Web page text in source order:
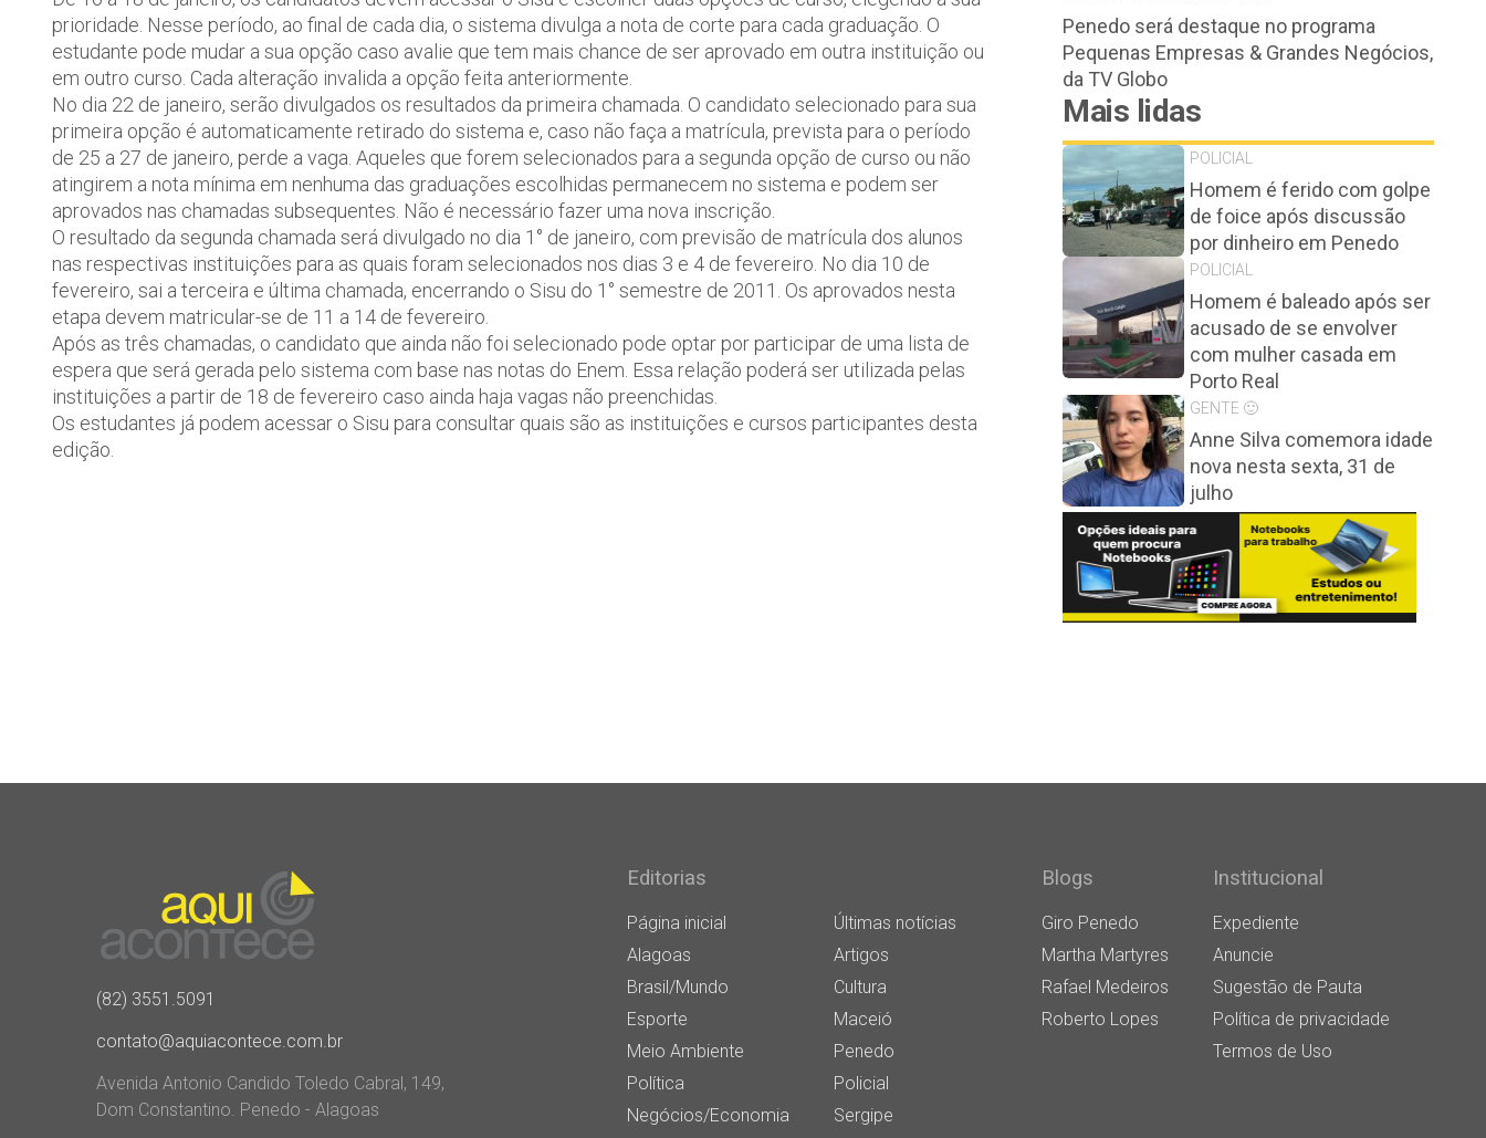
prioridade. Nesse período, ao final de cada dia, o sistema divulga a nota de corte para cada graduação. O
estudante pode mudar a sua opção caso avalie que tem mais chance de ser aprovado em outra instituição ou
em outro curso. Cada alteração invalida a opção feita anteriormente.
No dia 22 de janeiro, serão divulgados os resultados da primeira chamada. O candidato selecionado para sua
primeira opção é automaticamente retirado do sistema e, caso não faça a matrícula, prevista para o período
de 25 a 27 de janeiro, perde a vaga. Aqueles que forem selecionados para a segunda opção de curso ou não
atingirem a nota mínima em nenhuma das graduações escolhidas permanecem no sistema e podem ser
aprovados nas chamadas subsequentes. Não é necessário fazer uma nova inscrição.
O resultado da segunda chamada será divulgado no dia 1° de janeiro, com previsão de matrícula dos alunos
nas respectivas instituições para as quais foram selecionados nos dias 3 e 4 de fevereiro. No dia 10 de
fevereiro, sai a terceira e última chamada, encerrando o Sisu do 1° semestre de 2011. Os aprovados nesta
etapa devem matricular-se de 11 a 14 de fevereiro.
Após as três chamadas, o candidato que ainda não foi selecionado pode optar por participar de uma lista de
espera que será gerada pelo sistema com base nas notas do Enem. Essa relação poderá ser utilizada pelas
instituições a partir de 18 de fevereiro caso ainda haja vagas não preenchidas.
Os estudantes já podem acessar o Sisu para consultar quais são as instituições e cursos participantes desta
edição.
Penedo será destaque no programa
Pequenas Empresas & Grandes Negócios,
da TV Globo
Mais lidas
POLICIAL
Homem é ferido com golpe
de foice após discussão
por dinheiro em Penedo
POLICIAL
Homem é baleado após ser
acusado de se envolver
com mulher casada em
Porto Real
GENTE 🙂
Anne Silva comemora idade
nova nesta sexta, 31 de
julho
(82) 3551.5091
contato@aquiacontece.com.br
Avenida Antonio Candido Toledo Cabral, 149,
Dom Constantino. Penedo - Alagoas
Editorias
Página inicial
Últimas notícias
Alagoas
Artigos
Brasil/Mundo
Cultura
Esporte
Maceió
Meio Ambiente
Penedo
Política
Policial
Negócios/Economia
Sergipe
Blogs
Giro Penedo
Martha Martyres
Rafael Medeiros
Roberto Lopes
Institucional
Expediente
Anuncie
Sugestão de Pauta
Política de privacidade
Termos de Uso